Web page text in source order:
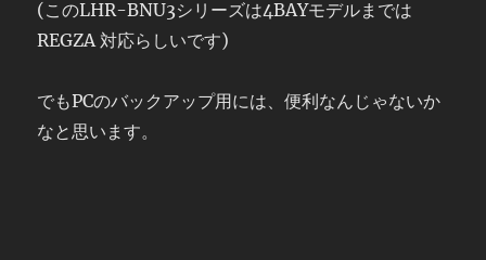
(このLHR-BNU3シリーズは4BAYモデルまでは
REGZA 対応らしいです)
でもPCのバックアップ用には、便利なんじゃないか
なと思います。